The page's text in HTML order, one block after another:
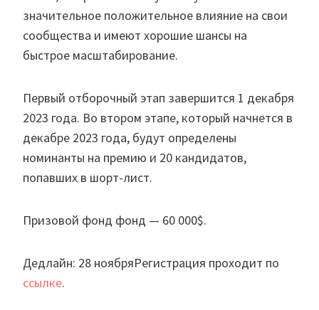
значительное положительное влияние на свои
сообщества и имеют хорошие шансы на
быстрое масштабирование.
Первый отборочный этап завершится 1 декабря
2023 года. Во втором этапе, который начнется в
декабре 2023 года, будут определены
номинанты на премию и 20 кандидатов,
попавших в шорт-лист.
Призовой фонд фонд — 60 000$.
Дедлайн: 28 ноябряРегистрация проходит по
ссылке.